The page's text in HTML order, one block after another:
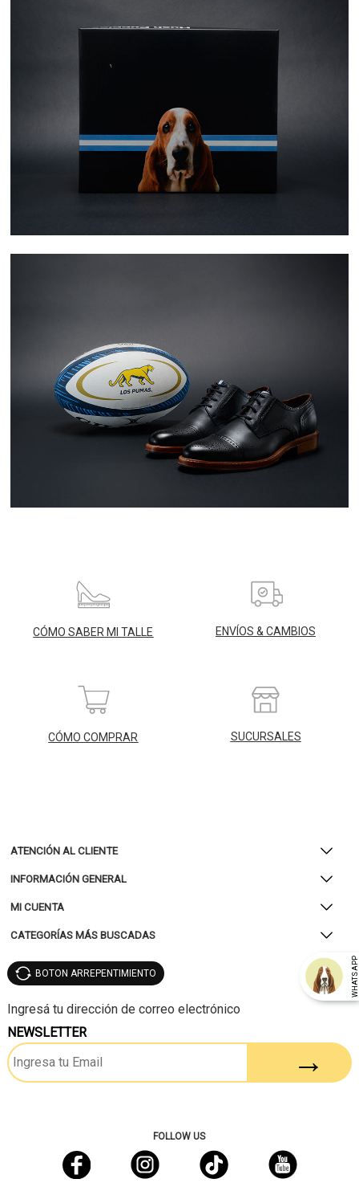
CÓMO SABER MI TALLE ENVÍOS & CAMBIOS
CÓMO COMPRAR SUCURSALES
ATENCIÓN AL CLIENTE
INFORMACIÓN GENERAL
MI CUENTA
CATEGORÍAS MÁS BUSCADAS
WHATSAPP
BOTON ARREPENTIMIENTO
NEWSLETTER
FOLLOW US